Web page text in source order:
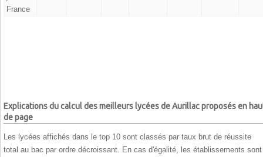
France
Explications du calcul des meilleurs lycées de Aurillac proposés en
de page
Les lycées affichés dans le top 10 sont classés par taux brut de réussite
total au bac par ordre décroissant. En cas d'égalité, les établissements sont